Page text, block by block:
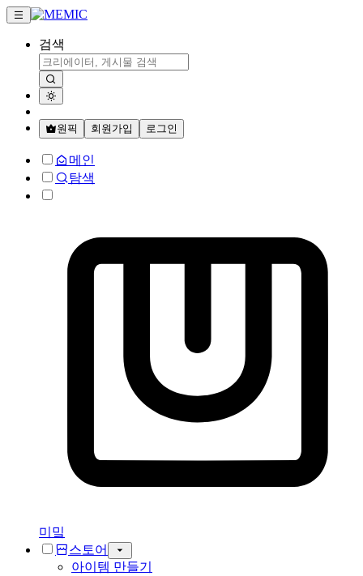
검색
원픽 회원가입 로그인
메인
탐색
미밐
스토어
아이템 만들기